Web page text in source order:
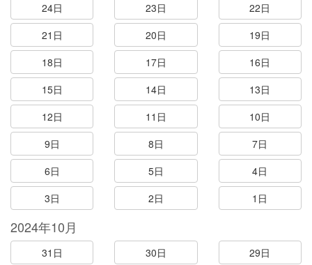
24日
23日
22日
21日
20日
19日
18日
17日
16日
15日
14日
13日
12日
11日
10日
9日
8日
7日
6日
5日
4日
3日
2日 1日
2024年10月
31日 30日
29日